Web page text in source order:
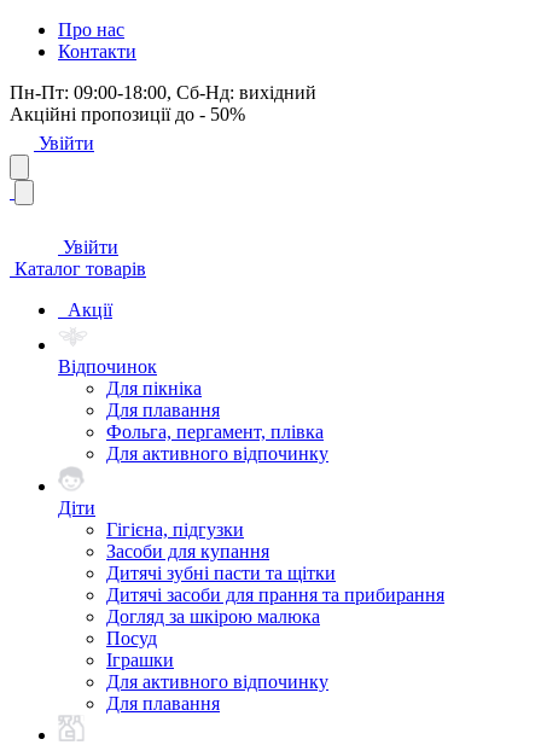
Про нас
Контакти
Пн-Пт: 09:00-18:00, Сб-Нд: вихідний
Акційні пропозиції до - 50%
Увійти
Увійти
Каталог товарів
Акції
Відпочинок
Для пікніка
Для плавання
Фольга, пергамент, плівка
Для активного відпочинку
Діти
Гігієна, підгузки
Засоби для купання
Дитячі зубні пасти та щітки
Дитячі засоби для прання та прибирання
Догляд за шкірою малюка
Посуд
Іграшки
Для активного відпочинку
Для плавання